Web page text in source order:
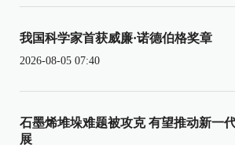
我国科学家首获威廉·诺德伯格奖章
2026-08-05 07:40
石墨烯堆垛难题被攻克 有望推动新一
展